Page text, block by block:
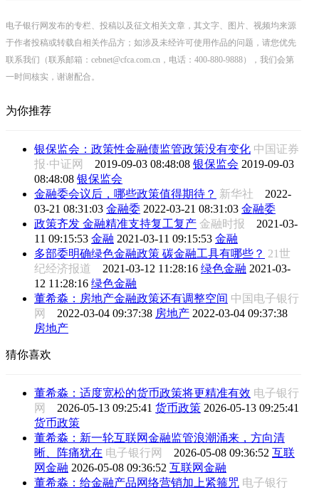
电子银行网发布的专栏、投稿以及征文相关文章，其文字、图片、视频均来源
于作者投稿或转载自相关作品方；如涉及未经许可使用作品的问题，请您优先
联系我们（联系邮箱：cebnet@cfca.com.cn，电话：400-880-9888），我们会第
一时间核实，谢谢配合。
为你推荐
银保监会：政策性金融债监管政策没有变化 中国证券
报·中证网 2019-09-03 08:48:08 银保监会 2019-09-03
08:48:08 银保监会
金融委会议后，哪些政策值得期待？ 新华社 2022-
03-21 08:31:03 金融委 2022-03-21 08:31:03 金融委
政策齐发 金融精准支持复工复产 金融时报 2021-03-
11 09:15:53 金融 2021-03-11 09:15:53 金融
多部委明确绿色金融政策 碳金融工具有哪些？ 21世
纪经济报道 2021-03-12 11:28:16 绿色金融 2021-03-
12 11:28:16 绿色金融
董希淼：房地产金融政策还有调整空间 中国电子银行
网 2022-03-04 09:37:38 房地产 2022-03-04 09:37:38
房地产
猜你喜欢
董希淼：适度宽松的货币政策将更精准有效 电子银行
网 2026-05-13 09:25:41 货币政策 2026-05-13 09:25:41
货币政策
董希淼：新一轮互联网金融监管浪潮涌来，方向清
晰、阵痛犹在 电子银行网 2026-05-08 09:36:52 互联
网金融 2026-05-08 09:36:52 互联网金融
董希淼：给金融产品网络营销加上紧箍咒 电子银行